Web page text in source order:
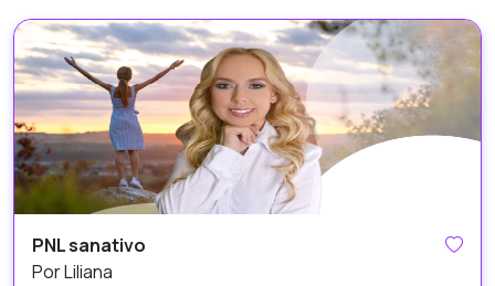
PNL sanativo
Por Liliana